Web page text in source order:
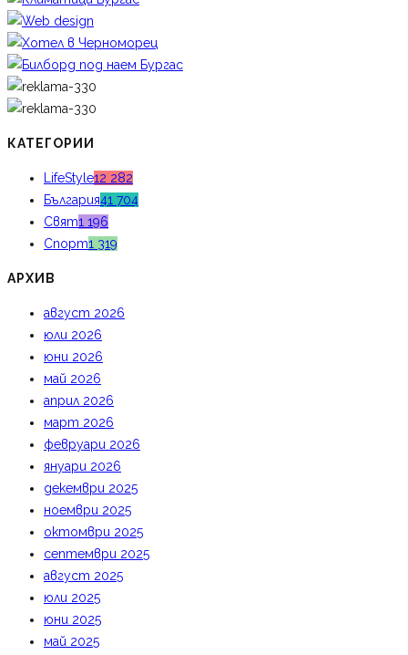
КАТЕГОРИИ
LifeStyle12 282
България41 704
Свят1 196
Спорт1 319
АРХИВ
август 2026
юли 2026
юни 2026
май 2026
април 2026
март 2026
февруари 2026
януари 2026
декември 2025
ноември 2025
октомври 2025
септември 2025
август 2025
юли 2025
юни 2025
май 2025